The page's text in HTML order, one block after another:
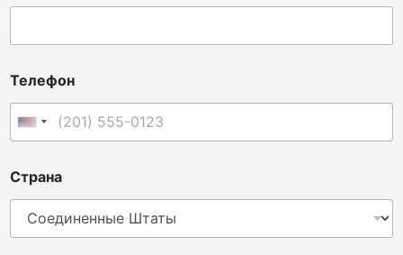
Телефон
Соединенные Штаты +1
м
я
Страна